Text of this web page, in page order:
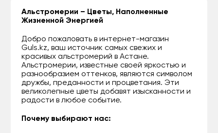
Альстромерии – Цветы, Наполненные
Жизненной Энергией
Добро пожаловать в интернет-магазин
Guls.kz, ваш источник самых свежих и
красивых альстромерий в Астане.
Альстромерии, известные своей яркостью и
разнообразием оттенков, являются символом
дружбы, преданности и процветания. Эти
великолепные цветы добавят изысканности и
радости в любое событие.
Почему выбирают нас: